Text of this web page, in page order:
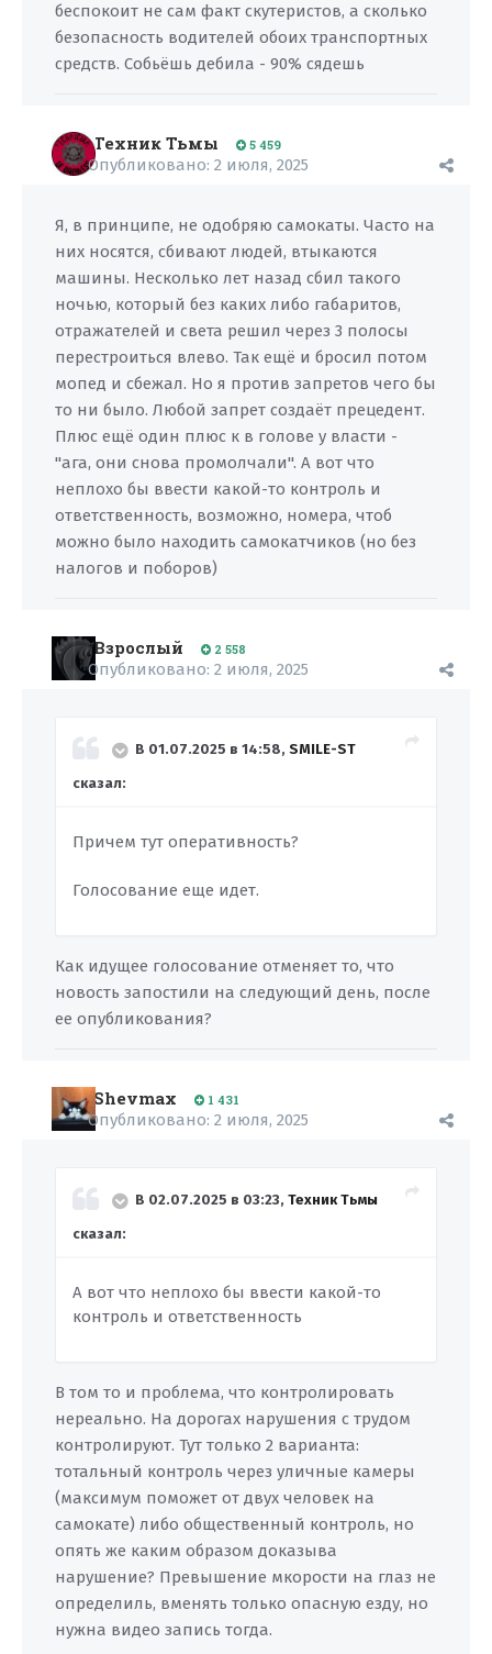
беспокоит не сам факт скутеристов, а сколько
безопасность водителей обоих транспортных
средств. Собьёшь дебила - 90% сядешь
Техник Тьмы 5 459
Опубликовано: 2 июля, 2025
Я, в принципе, не одобряю самокаты. Часто на
них носятся, сбивают людей, втыкаются
машины. Несколько лет назад сбил такого
ночью, который без каких либо габаритов,
отражателей и света решил через 3 полосы
перестроиться влево. Так ещё и бросил потом
мопед и сбежал. Но я против запретов чего бы
то ни было. Любой запрет создаёт прецедент.
Плюс ещё один плюс к в голове у власти -
"ага, они снова промолчали". А вот что
неплохо бы ввести какой-то контроль и
ответственность, возможно, номера, чтоб
можно было находить самокатчиков (но без
налогов и поборов)
Взрослый 2 558
Опубликовано: 2 июля, 2025
В 01.07.2025 в 14:58, SMILE-ST
сказал:
Причем тут оперативность?
Голосование еще идет.
Как идущее голосование отменяет то, что
новость запостили на следующий день, после
ее опубликования?
Shevmax 1 431
Опубликовано: 2 июля, 2025
В 02.07.2025 в 03:23, Техник Тьмы
сказал:
А вот что неплохо бы ввести какой-то
контроль и ответственность
В том то и проблема, что контролировать
нереально. На дорогах нарушения с трудом
контролируют. Тут только 2 варианта:
тотальный контроль через уличные камеры
(максимум поможет от двух человек на
самокате) либо общественный контроль, но
опять же каким образом доказыва
нарушение? Превышение мкорости на глаз не
определиль, вменять только опасную езду, но
нужна видео запись тогда.